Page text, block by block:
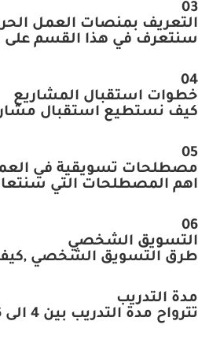
03
التعريف بمنصات العمل الحر
سنتعرف في هذا القسم على
04
خطوات استقبال المشاريع
كيف نستطيع استقبال
05
مصطلحات تسويقية في
اهم المصطلحات التي
06
التسويق الشخصي
طرق التسويق الشخصي ,كيف
مدة التدريب
تترواح مدة التدريب بين 4 الى 6 أسابيع